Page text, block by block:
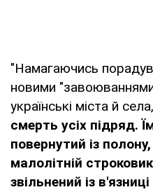
"Намагаючись
новими
українські міста й села,
смерть усіх підряд.
повернутий із
малолітній
звільнений із